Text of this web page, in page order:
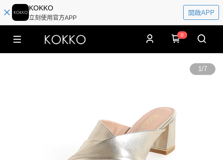
KOKKO
立刻使用官方APP
開啟APP
0
1/7